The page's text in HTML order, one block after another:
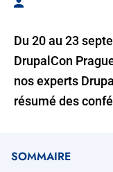
Du 20 au 23
DrupalCon
nos experts
résumé des
SOMMAIRE